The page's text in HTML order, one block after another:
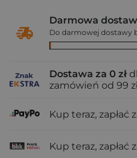
Darmowa
Do darmowej dostawy
Dostawa za 0 zł
zamówień od 99
Kup teraz, zapłać
Kup teraz, zapłać